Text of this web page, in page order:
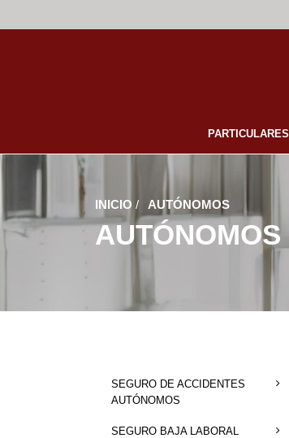
PARTICULARES
INICIO / AUTÓNOMOS
AUTÓNOMOS
SEGURO DE ACCIDENTES
AUTÓNOMOS
SEGURO BAJA LABORAL